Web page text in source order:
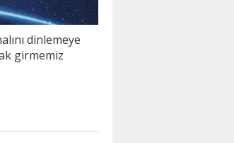
dinlemeye
girmemiz